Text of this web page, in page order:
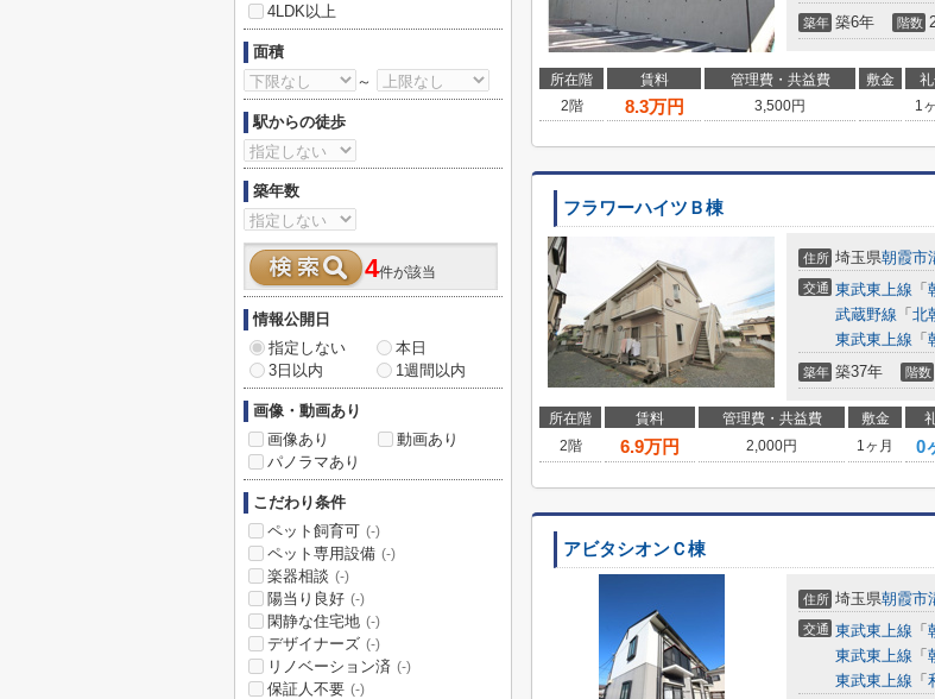
築年 築6年 階数
所在階 賃料 管理費・共益費 敷金
2階
8.3万円 3,500円 1
フラワーハイツＢ棟
住所 埼玉県朝霞市
交通 東武東上線 「
武蔵野線 「 北
東武東上線 「
築年 築37年 階数
所在階 賃料 管理費・共益費 敷金
2階
6.9万円 2,000円 1ヶ月 0
アビタシオンＣ棟
住所 埼玉県朝霞市
交通 東武東上線 「
東武東上線 「
東武東上線 「
4LDK以上
面積
～
駅からの徒歩
築年数
4件が該当
情報公開日
指定しない
本日
3日以内
1週間以内
画像・動画あり
画像あり
動画あり
パノラマあり
こだわり条件
ペット飼育可 (-)
ペット専用設備 (-)
楽器相談 (-)
陽当り良好 (-)
閑静な住宅地 (-)
デザイナーズ (-)
リノベーション済 (-)
保証人不要 (-)